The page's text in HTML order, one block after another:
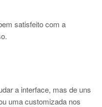
satisfeito com a
a interface, mas de uns
uma customizada nos